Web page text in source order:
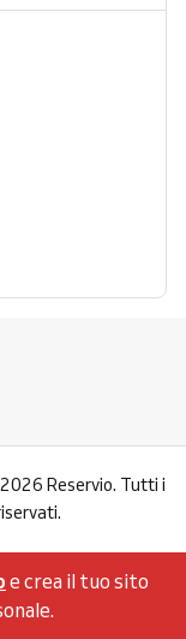
Reservio. Tutti i
e crea il tuo sito